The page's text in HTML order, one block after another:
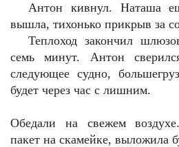
Антон кивнул. Наташа
вышла, тихонько прикрыв за
Теплоход закончил
семь минут. Антон
следующее судно,
будет через час с лишним.
Обедали на свежем
пакет на скамейке, выложила